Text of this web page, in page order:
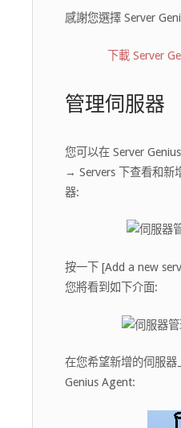
感謝您選擇 Server
下載 Server
管理伺服器
您可以在 Server
→ Servers 下查看和新
器:
按一下 [Add a new
您將看到如下介面:
在您希望新增的伺服器
Genius Agent: